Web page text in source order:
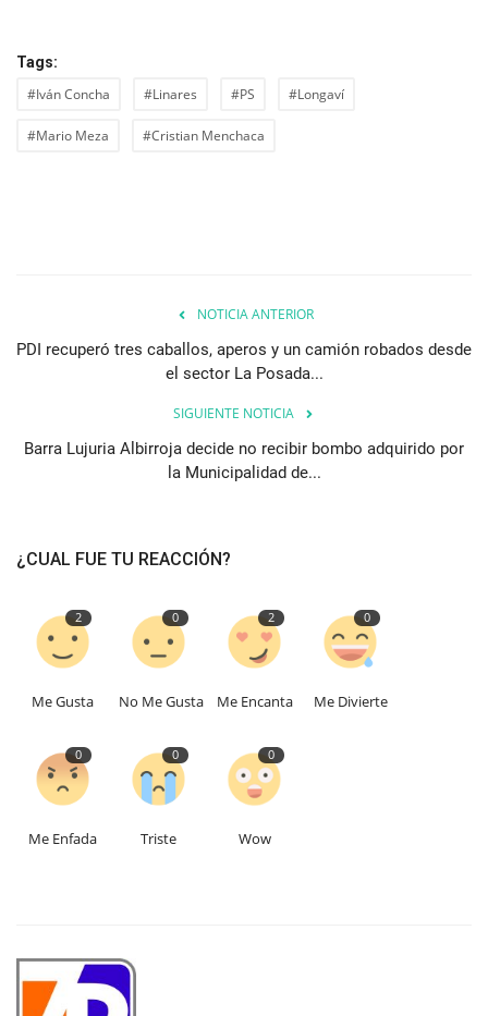
Tags:
#Iván Concha #Linares #PS #Longaví
#Mario Meza #Cristian Menchaca
NOTICIA ANTERIOR
PDI recuperó tres caballos, aperos y un camión robados desde
el sector La Posada...
SIGUIENTE NOTICIA
Barra Lujuria Albirroja decide no recibir bombo adquirido por
la Municipalidad de...
¿CUAL FUE TU REACCIÓN?
2
Me Gusta
0
No Me Gusta
2
Me Encanta
0
Me Divierte
0
Me Enfada
0
Triste
0
Wow